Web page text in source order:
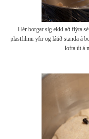
Hér borgar sig ekki að flýta
plastfilmu yfir og látið standa á
lofta út á